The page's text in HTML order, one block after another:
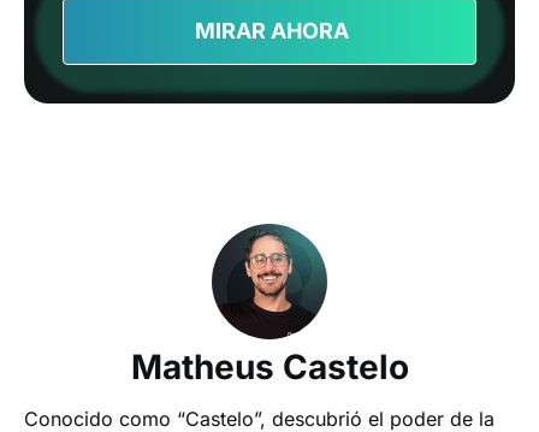
MIRAR AHORA
Matheus Castelo
Conocido como “Castelo”, descubrió el poder de la